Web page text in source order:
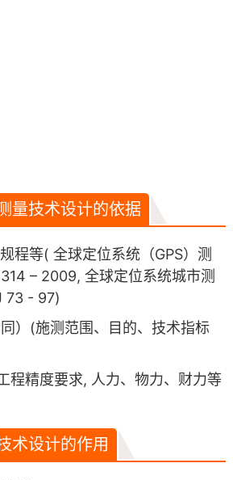
量技术设计的依据
程等( 全球定位系统（GPS）测
– 2009, 全球定位系统城市测
73 - 97)
）(施测范围、目的、技术指标
程精度要求, 人力、物力、财力等
术设计的作用